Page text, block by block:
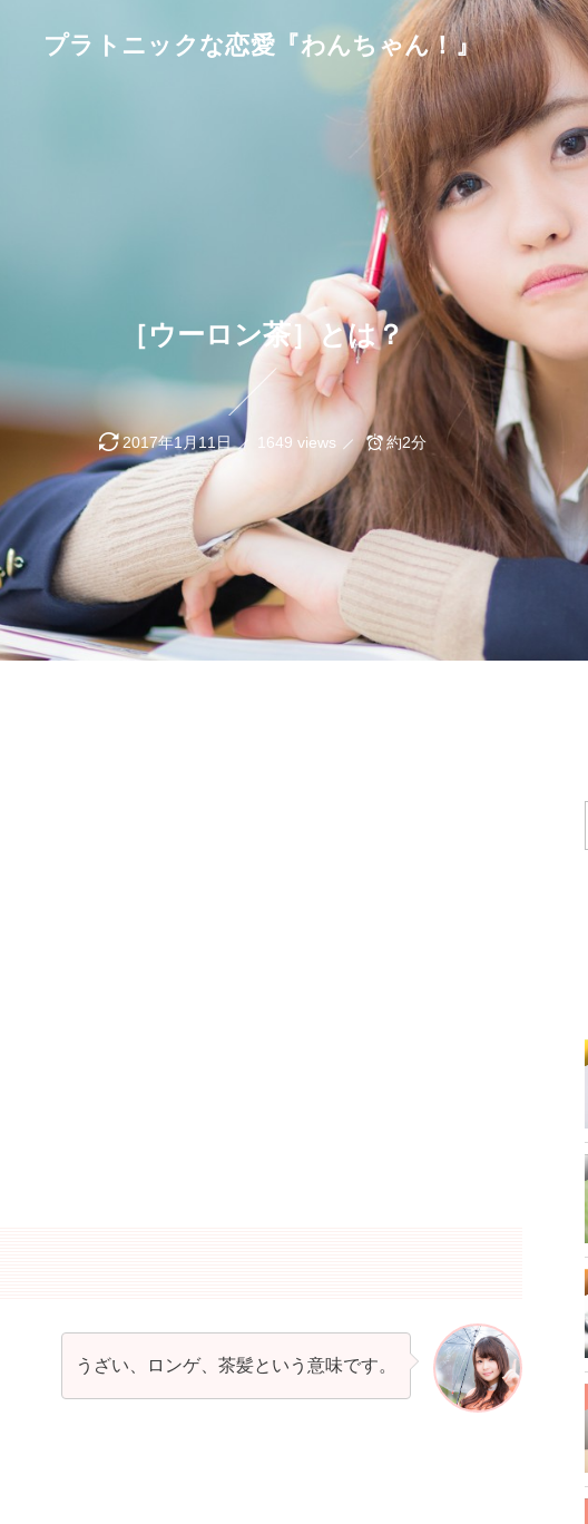
プラトニックな恋愛『わんちゃん！』
［ウーロン茶］とは？
2017年1月11日 1649 views 約2分
うざい、ロンゲ、茶髪という意味です。